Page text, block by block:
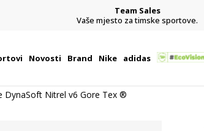
Team Sales
Vaše mjesto za timske sportove.
Novosti Brand Nike adidas
DynaSoft Nitrel v6 Gore Tex ®